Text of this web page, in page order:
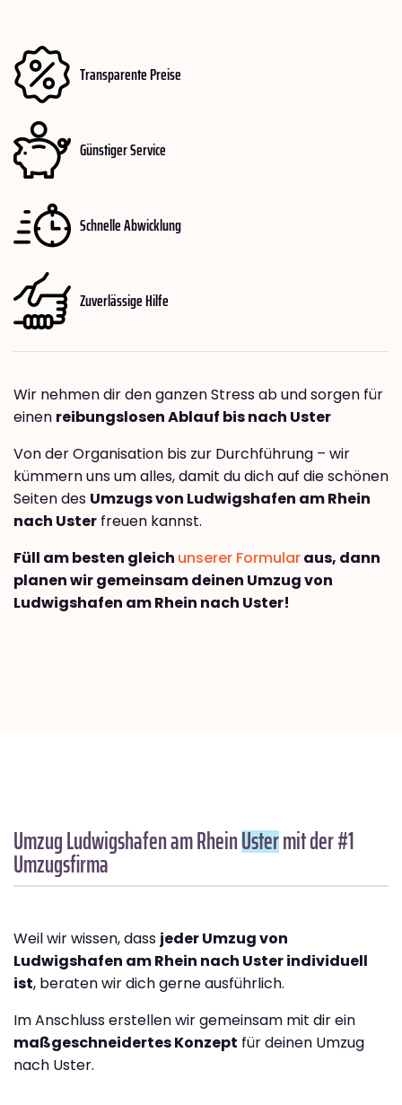
Transparente Preise
Günstiger Service
Schnelle Abwicklung
Zuverlässige Hilfe
Wir nehmen dir den ganzen Stress ab und sorgen für
einen reibungslosen Ablauf bis nach Uster
Von der Organisation bis zur Durchführung – wir
kümmern uns um alles, damit du dich auf die schönen
Seiten des Umzugs von Ludwigshafen am Rhein
nach Uster freuen kannst.
Füll am besten gleich unserer Formularaus, dann
planen wir gemeinsam deinen Umzug von
Ludwigshafen am Rhein nach Uster!
Umzug Ludwigshafen am RheinUstermit der #1
Umzugsfirma
Weil wir wissen, dass jeder Umzug von
Ludwigshafen am Rhein nach Uster individuell
ist, beraten wir dich gerne ausführlich.
Im Anschluss erstellen wir gemeinsam mit dir ein
maßgeschneidertes Konzept für deinen Umzug
nach Uster.